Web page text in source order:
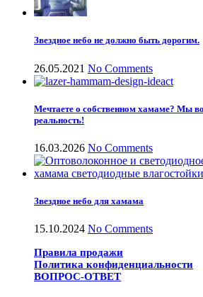
Звездное небо не должно быть дорогим.
26.05.2021 No Comments
Мечтаете о собственном хамаме? Мы
реальность!
16.03.2026 No Comments
Звездное небо для хамама
15.10.2024 No Comments
Правила продажи
Политика конфиденциальности
ВОПРОС-ОТВЕТ